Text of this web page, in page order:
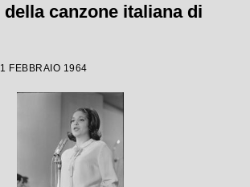
canzone italiana di
FEBBRAIO 1964